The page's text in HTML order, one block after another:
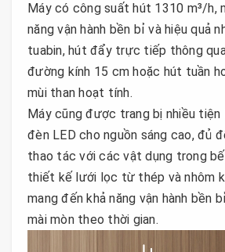
Máy có công suất hút 1310 m³/h,
năng vận hành bền bỉ và hiệu quả
tuabin, hút đẩy trực tiếp thông
đường kính 15 cm hoặc hút tuần
mùi than hoạt tính.
Máy cũng được trang bị nhiều tiện
đèn LED cho nguồn sáng cao, đủ
thao tác với các vật dụng trong
thiết kế lưới lọc từ thép và nhôm
mang đến khả năng vận hành bền
mài mòn theo thời gian.